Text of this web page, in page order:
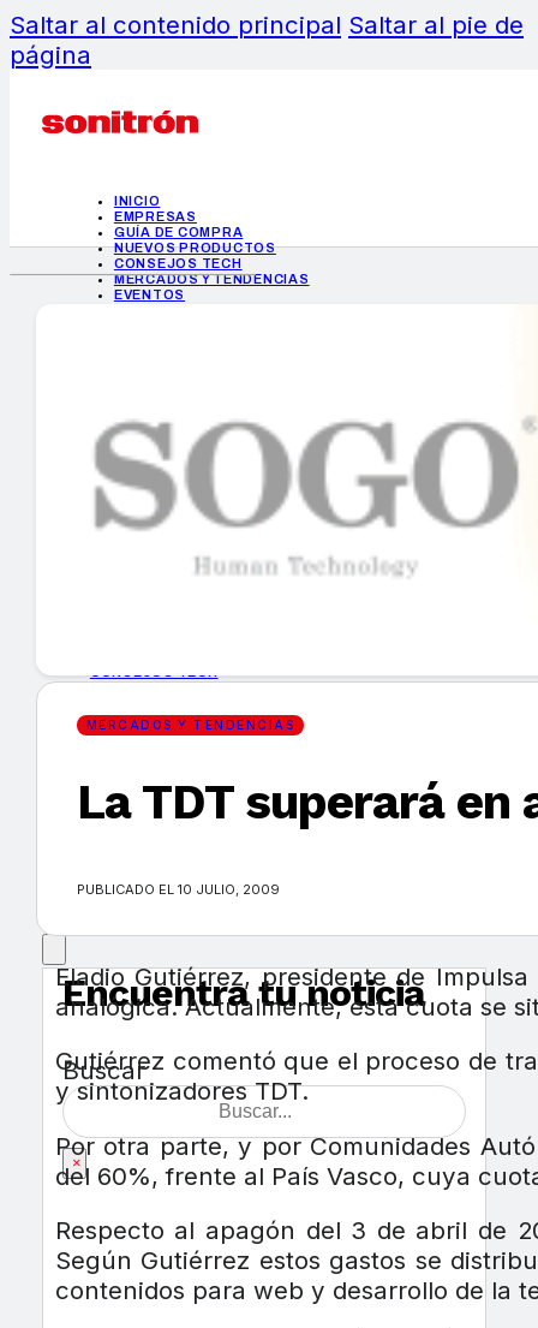
Saltar al contenido principal Saltar al pie de
página
INICIO
EMPRESAS
GUÍA DE COMPRA
NUEVOS PRODUCTOS
CONSEJOS TECH
MERCADOS Y TENDENCIAS
EVENTOS
INICIO
EMPRESAS
GUÍA DE COMPRA
MERCADOS Y TENDENCIAS
Encuentra tu noticia
Buscar
×
MERCADOS Y TENDENCIAS
La TDT superará en
PUBLICADO EL 10 JULIO, 2009
Eladio Gutiérrez, presidente de
analógica. Actualmente, esta cuota se
Gutiérrez comentó que el proceso de
y sintonizadores TDT.
Por otra parte, y por Comunidades
del 60%, frente al País Vasco, cuya
Respecto al apagón del 3 de abril de
Según Gutiérrez estos gastos se
contenidos para web y desarrollo de la